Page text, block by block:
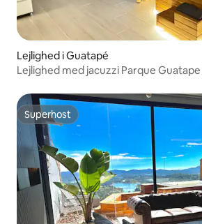
Lejlighed i Guatapé
Lejlighed med jacuzzi Parque
Superhost
Superhost